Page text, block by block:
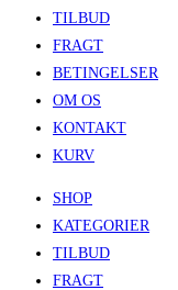
TILBUD
FRAGT
BETINGELSER
OM OS
KONTAKT
KURV
SHOP
KATEGORIER
TILBUD
FRAGT